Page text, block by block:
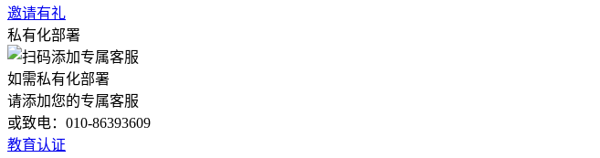
邀请有礼
私有化部署
如需私有化部署
请添加您的专属客服
或致电：010-86393609
教育认证